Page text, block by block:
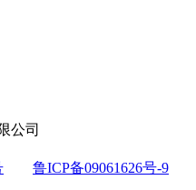
公司
鲁ICP备09061626号-9